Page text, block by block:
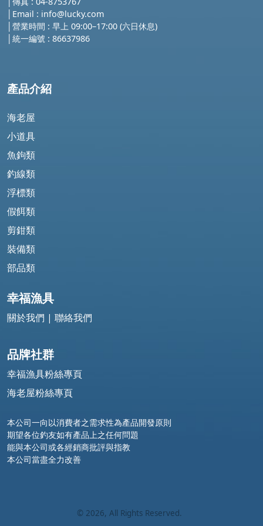
Email : info@lucky.com
│營業時間 : 早上 09:00–17:00 (六日休息)
統一編號 : 86637986
產品介紹
海老屋
小道具
魚鉤類
釣線類
浮標類
假餌類
剪鉗類
裝備類
部品類
幸福漁具
關於我們 | 聯絡我們
品牌社群
幸福漁具粉絲專頁
海老屋粉絲專頁
本公司一向以消費者之需求性為產品開發原則
期望各位釣友如有產品上之任何問題
能與本公司或各經銷商批評與指教
本公司當盡全力改善
© 2026, All Rights Reserved.